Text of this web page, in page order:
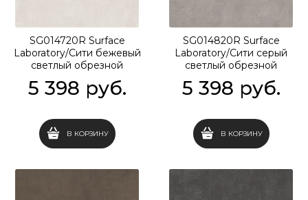
SG014720R Surface
Laboratory/Сити бежевый
светлый обрезной
5 398 руб.
В КОРЗИНУ
SG014820R Surface
Laboratory/Сити серый
светлый обрезной
5 398 руб.
В КОРЗИНУ